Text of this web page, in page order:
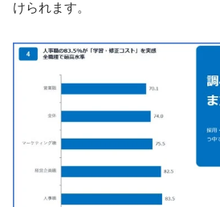
けられます。